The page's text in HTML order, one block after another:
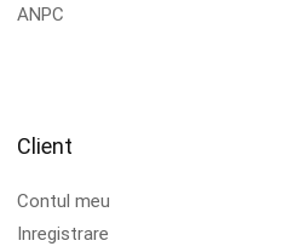
ANPC
Client
Contul meu
Inregistrare